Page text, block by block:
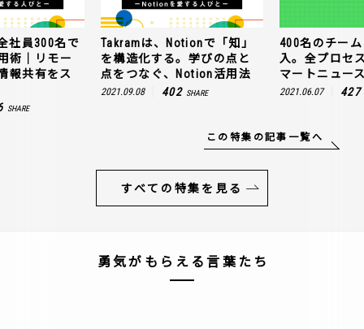
社員300名で
術｜リモー
報共有をス
SHARE
Takramは、Notionで「知」
を構造化する。学びの点と
点をつなぐ、Notion活用法
2021.09.08 402 SHARE
400名のチー
入。全プロセ
マートニュー
2021.06.07 427
この特集の記事一覧へ
すべての特集を見る
勇気がもらえる言葉たち